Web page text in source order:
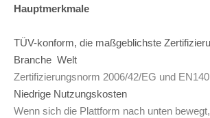
Hauptmerkmale
TÜV-konform, die maßgeblichste
Branche Welt
Zertifizierungsnorm 2006/42/EG und
Niedrige Nutzungskosten
Wenn sich die Plattform nach unten